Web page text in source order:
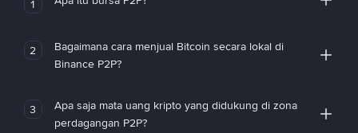
1
2
Bagaimana cara menjual Bitcoin secara lokal di
Binance P2P?
3
Apa saja mata uang kripto yang didukung di zona
perdagangan P2P?